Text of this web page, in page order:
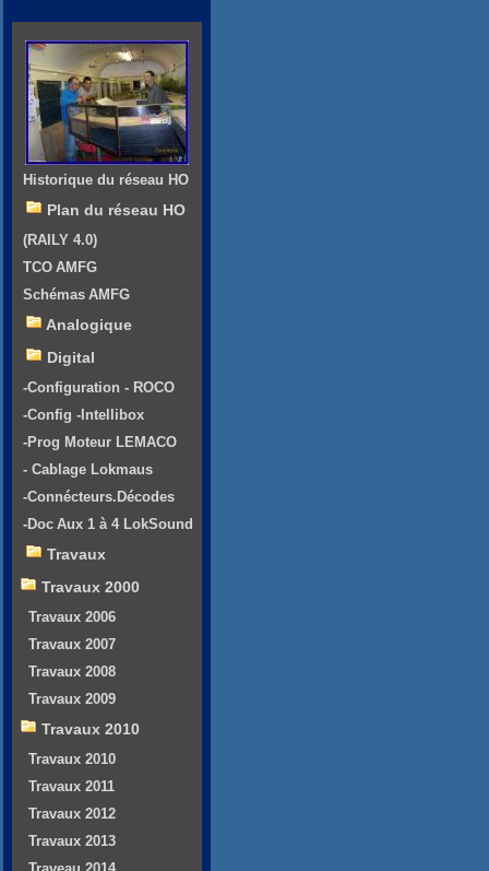
Historique du réseau HO
Plan du réseau HO
(RAILY 4.0)
TCO AMFG
Schémas AMFG
Analogique
Digital
-Configuration - ROCO
-Config -Intellibox
-Prog Moteur LEMACO
- Cablage Lokmaus
-Connécteurs.Décodes
-Doc Aux 1 à 4 LokSound
Travaux
Travaux 2000
Travaux 2006
Travaux 2007
Travaux 2008
Travaux 2009
Travaux 2010
Travaux 2010
Travaux 2011
Travaux 2012
Travaux 2013